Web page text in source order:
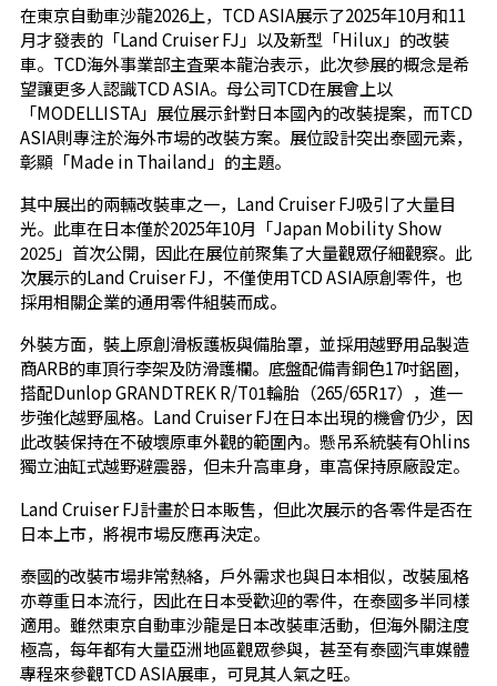
在東京自動車沙龍2026上，TCD ASIA展示了2025年10月和11
月才發表的「Land Cruiser FJ」以及新型「Hilux」的改裝
車。TCD海外事業部主査栗本龍治表示，此次參展的概念是希
望讓更多人認識TCD ASIA。母公司TCD在展會上以
「MODELLISTA」展位展示針對日本國內的改裝提案，而TCD
ASIA則專注於海外市場的改裝方案。展位設計突出泰國元素，
彰顯「Made in Thailand」的主題。
其中展出的兩輛改裝車之一，Land Cruiser FJ吸引了大量目
光。此車在日本僅於2025年10月「Japan Mobility Show
2025」首次公開，因此在展位前聚集了大量觀眾仔細觀察。此
次展示的Land Cruiser FJ，不僅使用TCD ASIA原創零件，也
採用相關企業的通用零件組裝而成。
外裝方面，裝上原創滑板護板與備胎罩，並採用越野用品製造
商ARB的車頂行李架及防滑護欄。底盤配備青銅色17吋鋁圈，
搭配Dunlop GRANDTREK R/T01輪胎（265/65R17），進一
步強化越野風格。Land Cruiser FJ在日本出現的機會仍少，因
此改裝保持在不破壞原車外觀的範圍內。懸吊系統裝有Ohlins
獨立油缸式越野避震器，但未升高車身，車高保持原廠設定。
Land Cruiser FJ計畫於日本販售，但此次展示的各零件是否在
日本上市，將視市場反應再決定。
泰國的改裝市場非常熱絡，戶外需求也與日本相似，改裝風格
亦尊重日本流行，因此在日本受歡迎的零件，在泰國多半同樣
適用。雖然東京自動車沙龍是日本改裝車活動，但海外關注度
極高，每年都有大量亞洲地區觀眾參與，甚至有泰國汽車媒體
專程來參觀TCD ASIA展車，可見其人氣之旺。